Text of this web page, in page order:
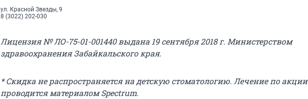
ул. Красной Звезды, 9
8 (3022) 202-030
Лицензия № ЛО-75-01-001440 выдана 19 сентября 2018 г. Министерством
здравоохранения Забайкальского края.
* Скидка не распространяется на детскую стоматологию. Лечение по акции
проводится материалом Spectrum.